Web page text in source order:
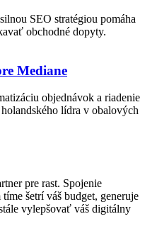
SEO stratégiou pomáha
obchodné dopyty.
Mediane
objednávok a riadenie
lídra v obalových
pre rast. Spojenie
šetrí váš budget, generuje
vylepšovať váš digitálny